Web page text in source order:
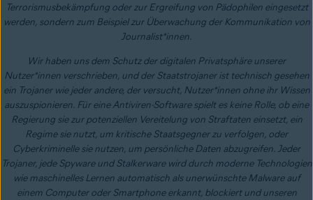
Terrorismusbekämpfung oder zur Ergreifung von Pädophilen eingesetzt
werden, sondern zum Beispiel zur Überwachung der Kommunikation von
Journalist*innen.
Wir haben uns dem Schutz der digitalen Privatsphäre unserer
Nutzer*innen verschrieben, und der Staatstrojaner ist technisch gesehen
ein Trojaner wie jeder andere, der versucht, Nutzer*innen ohne ihr Wissen
auszuspionieren. Für eine Antiviren-Software spielt es keine Rolle, ob eine
Regierung sie zur potenziellen Vereitelung von Straftaten einsetzt, ein
Regime sie nutzt, um kritische Staatsgegner zu verfolgen, oder
Cyberkriminelle sie nutzen, um persönliche Daten abzugreifen. Jeder
Trojaner, jede Spyware und Stalkerware wird durch moderne Technologien
wie maschinelles Lernen automatisch als unerwünschte Malware auf
einem Computer oder Smartphone erkannt, blockiert und unseren